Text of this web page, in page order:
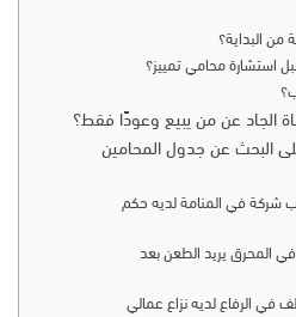
من البداية؟
استشارة محامي تمييز؟
الجاد عن من يبيع وعودًا فقط؟
البحث عن جدول المحامين
شركة في المنامة لديه حكم
المحرق يريد الطعن بعد
الرفاع لديه نزاع عمالي